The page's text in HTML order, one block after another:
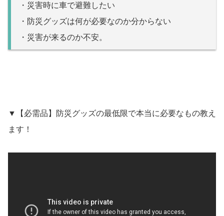
・災害時に車で避難したい
・防災グッズは何が必要なのか分からない
・災害が来るのか不安。
▼【必需品】防災グッズの最低限で本当に必要なもの教え
ます！